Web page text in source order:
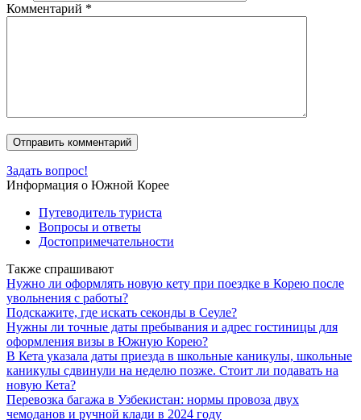
Комментарий *
Задать вопрос!
Информация о Южной Корее
Путеводитель туриста
Вопросы и ответы
Достопримечательности
Также спрашивают
Нужно ли оформлять новую кету при поездке в Корею после
увольнения с работы?
Подскажите, где искать секонды в Сеуле?
Нужны ли точные даты пребывания и адрес гостиницы для
оформления визы в Южную Корею?
В Кета указала даты приезда в школьные каникулы, школьные
каникулы сдвинули на неделю позже. Стоит ли подавать на
новую Кета?
Перевозка багажа в Узбекистан: нормы провоза двух
чемоданов и ручной клади в 2024 году